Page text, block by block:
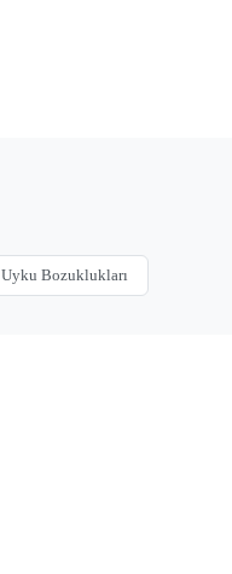
Uyku Bozuklukları